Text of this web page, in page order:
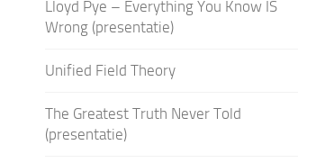
Lloyd Pye – Everything You Know IS
Wrong (presentatie)
Unified Field Theory
The Greatest Truth Never Told
(presentatie)